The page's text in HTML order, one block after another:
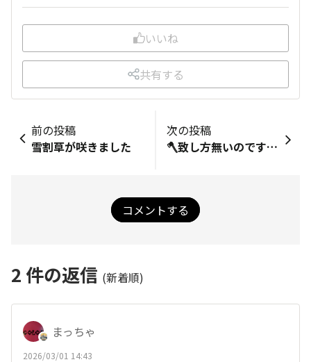
いいね
共有する
前の投稿
雪割草が咲きました
次の投稿
🪓致し方無いのですが😭
コメントする
2 件の返信 (新着順)
まっちゃ
2026/03/01 14:43